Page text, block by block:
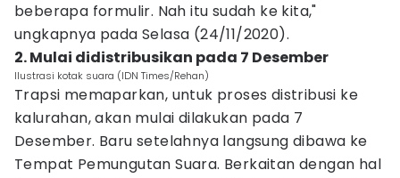
beberapa formulir. Nah itu sudah ke kita,"
ungkapnya pada Selasa (24/11/2020).
2. Mulai didistribusikan pada 7 Desember
Ilustrasi kotak suara (IDN Times/Rehan)
Trapsi memaparkan, untuk proses distribusi ke
kalurahan, akan mulai dilakukan pada 7
Desember. Baru setelahnya langsung dibawa ke
Tempat Pemungutan Suara. Berkaitan dengan hal